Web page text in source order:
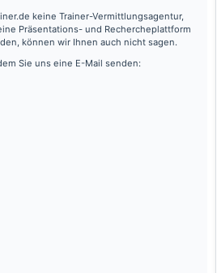
keine Trainer-Vermittlungsagentur,
Präsentations- und Rechercheplattform
können wir Ihnen auch nicht sagen.
Sie uns eine E-Mail senden: